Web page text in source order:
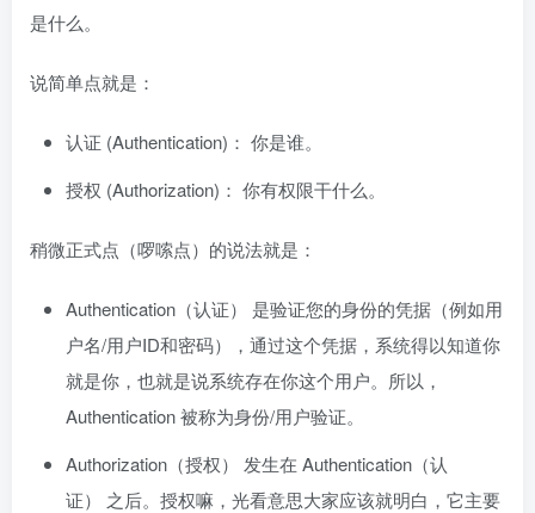
是什么。
说简单点就是：
认证 (Authentication)： 你是谁。
授权 (Authorization)： 你有权限干什么。
稍微正式点（啰嗦点）的说法就是：
Authentication（认证） 是验证您的身份的凭据（例如用
户名/用户ID和密码），通过这个凭据，系统得以知道你
就是你，也就是说系统存在你这个用户。所以，
Authentication 被称为身份/用户验证。
Authorization（授权） 发生在 Authentication（认
证） 之后。授权嘛，光看意思大家应该就明白，它主要